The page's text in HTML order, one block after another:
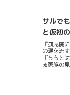
ニメ版の
リニュー
漫画「先
「男女3人
る。いわ
的にはジ
らかにな
か？」と
サルで
と仮初
『孤児院
の涙を流
『ちちと
る家族の
かに「
アニメ化